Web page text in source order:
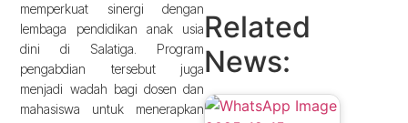
memperkuat sinergi dengan
lembaga pendidikan anak usia
dini di Salatiga. Program
pengabdian tersebut juga
menjadi wadah bagi dosen dan
mahasiswa untuk menerapkan
Related
News: